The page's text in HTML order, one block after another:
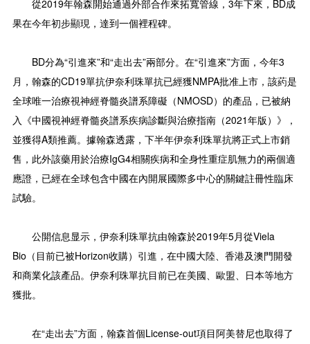
從2019年翰森開始通過外部合作來拓寬管線，3年下來，BD成
果在今年初步顯現，達到一個裡程碑。
BD分為“引進來”和“走出去”兩部分。在“引進來”方面，今年3
月，翰森的CD19單抗伊奈利珠單抗已經獲NMPA批准上市，該葯是
全球唯一治療視神經脊髓炎譜系障礙（NMOSD）的產品，已被納
入《中國視神經脊髓炎譜系疾病診斷與治療指南（2021年版）》，
並獲得A類推薦。據翰森透露，下半年伊奈利珠單抗將正式上市銷
售，此外該藥用於治療IgG4相關疾病和全身性重症肌無力的兩個適
應證，已經在全球包含中國在內開展國際多中心的關鍵註冊性臨床
試驗。
公開信息显示，伊奈利珠單抗由翰森於2019年5月從Viela
Bio（目前已被Horizon收購）引進，在中國大陸、香港及澳門開發
和商業化該產品。伊奈利珠單抗目前已在美國、歐盟、日本等地方
獲批。
在“走出去”方面，翰森首個License-out項目阿美替尼也取得了